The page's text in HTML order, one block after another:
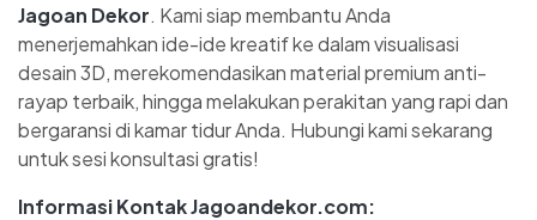
Jagoan Dekor. Kami siap membantu Anda
menerjemahkan ide-ide kreatif ke dalam visualisasi
desain 3D, merekomendasikan material premium anti-
rayap terbaik, hingga melakukan perakitan yang rapi dan
bergaransi di kamar tidur Anda. Hubungi kami sekarang
untuk sesi konsultasi gratis!
Informasi Kontak Jagoandekor.com: